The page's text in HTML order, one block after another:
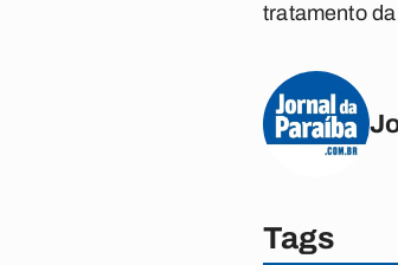
tratamento
Tags